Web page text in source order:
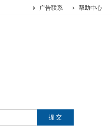
帮助中心
广告联系